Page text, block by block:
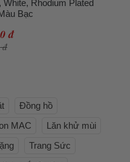
White, Rhodium Plated
Bạc
đ
đ
Đồng hồ
MAC
Lăn khử mùi
Trang Sức